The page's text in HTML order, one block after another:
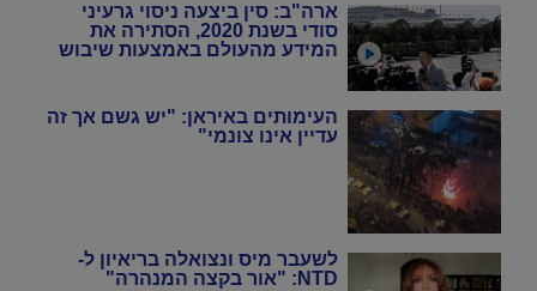
ארה"ב: סין ביצעה ניסוי גרעיני
סודי בשנת 2020, הסתירה את
המידע מהעולם באמצעות שיבוש
העימותים באיראן: "יש גשם אך זה
עדיין אינו צונמי"
לשעבר מיס ונצואלה בריאיון ל-
NTD: "אור בקצה המנהרה"